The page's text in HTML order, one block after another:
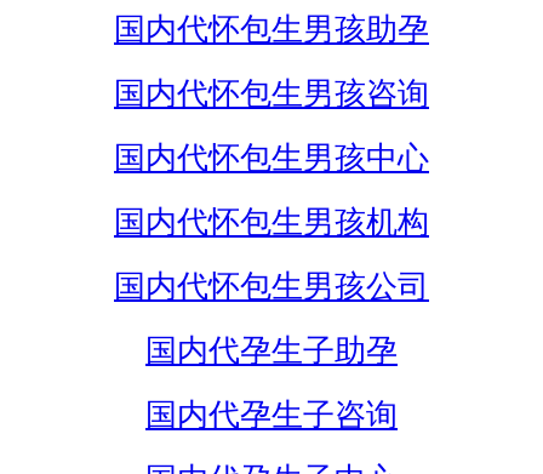
国内代怀包生男孩助孕
国内代怀包生男孩咨询
国内代怀包生男孩中心
国内代怀包生男孩机构
国内代怀包生男孩公司
国内代孕生子助孕
国内代孕生子咨询